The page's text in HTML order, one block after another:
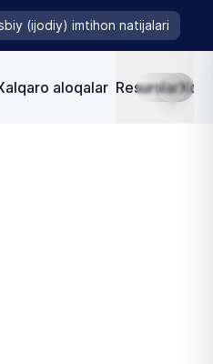
(ijodiy) imtihon natijalari
aloqalar Resurslar